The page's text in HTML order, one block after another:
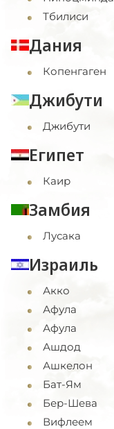
Тбилиси
Дания
Копенгаген
Джибути
Джибути
Египет
Каир
Замбия
Лусака
Израиль
Акко
Афула
Афула
Ашдод
Ашкелон
Бат-Ям
Бер-Шева
Вифлеем